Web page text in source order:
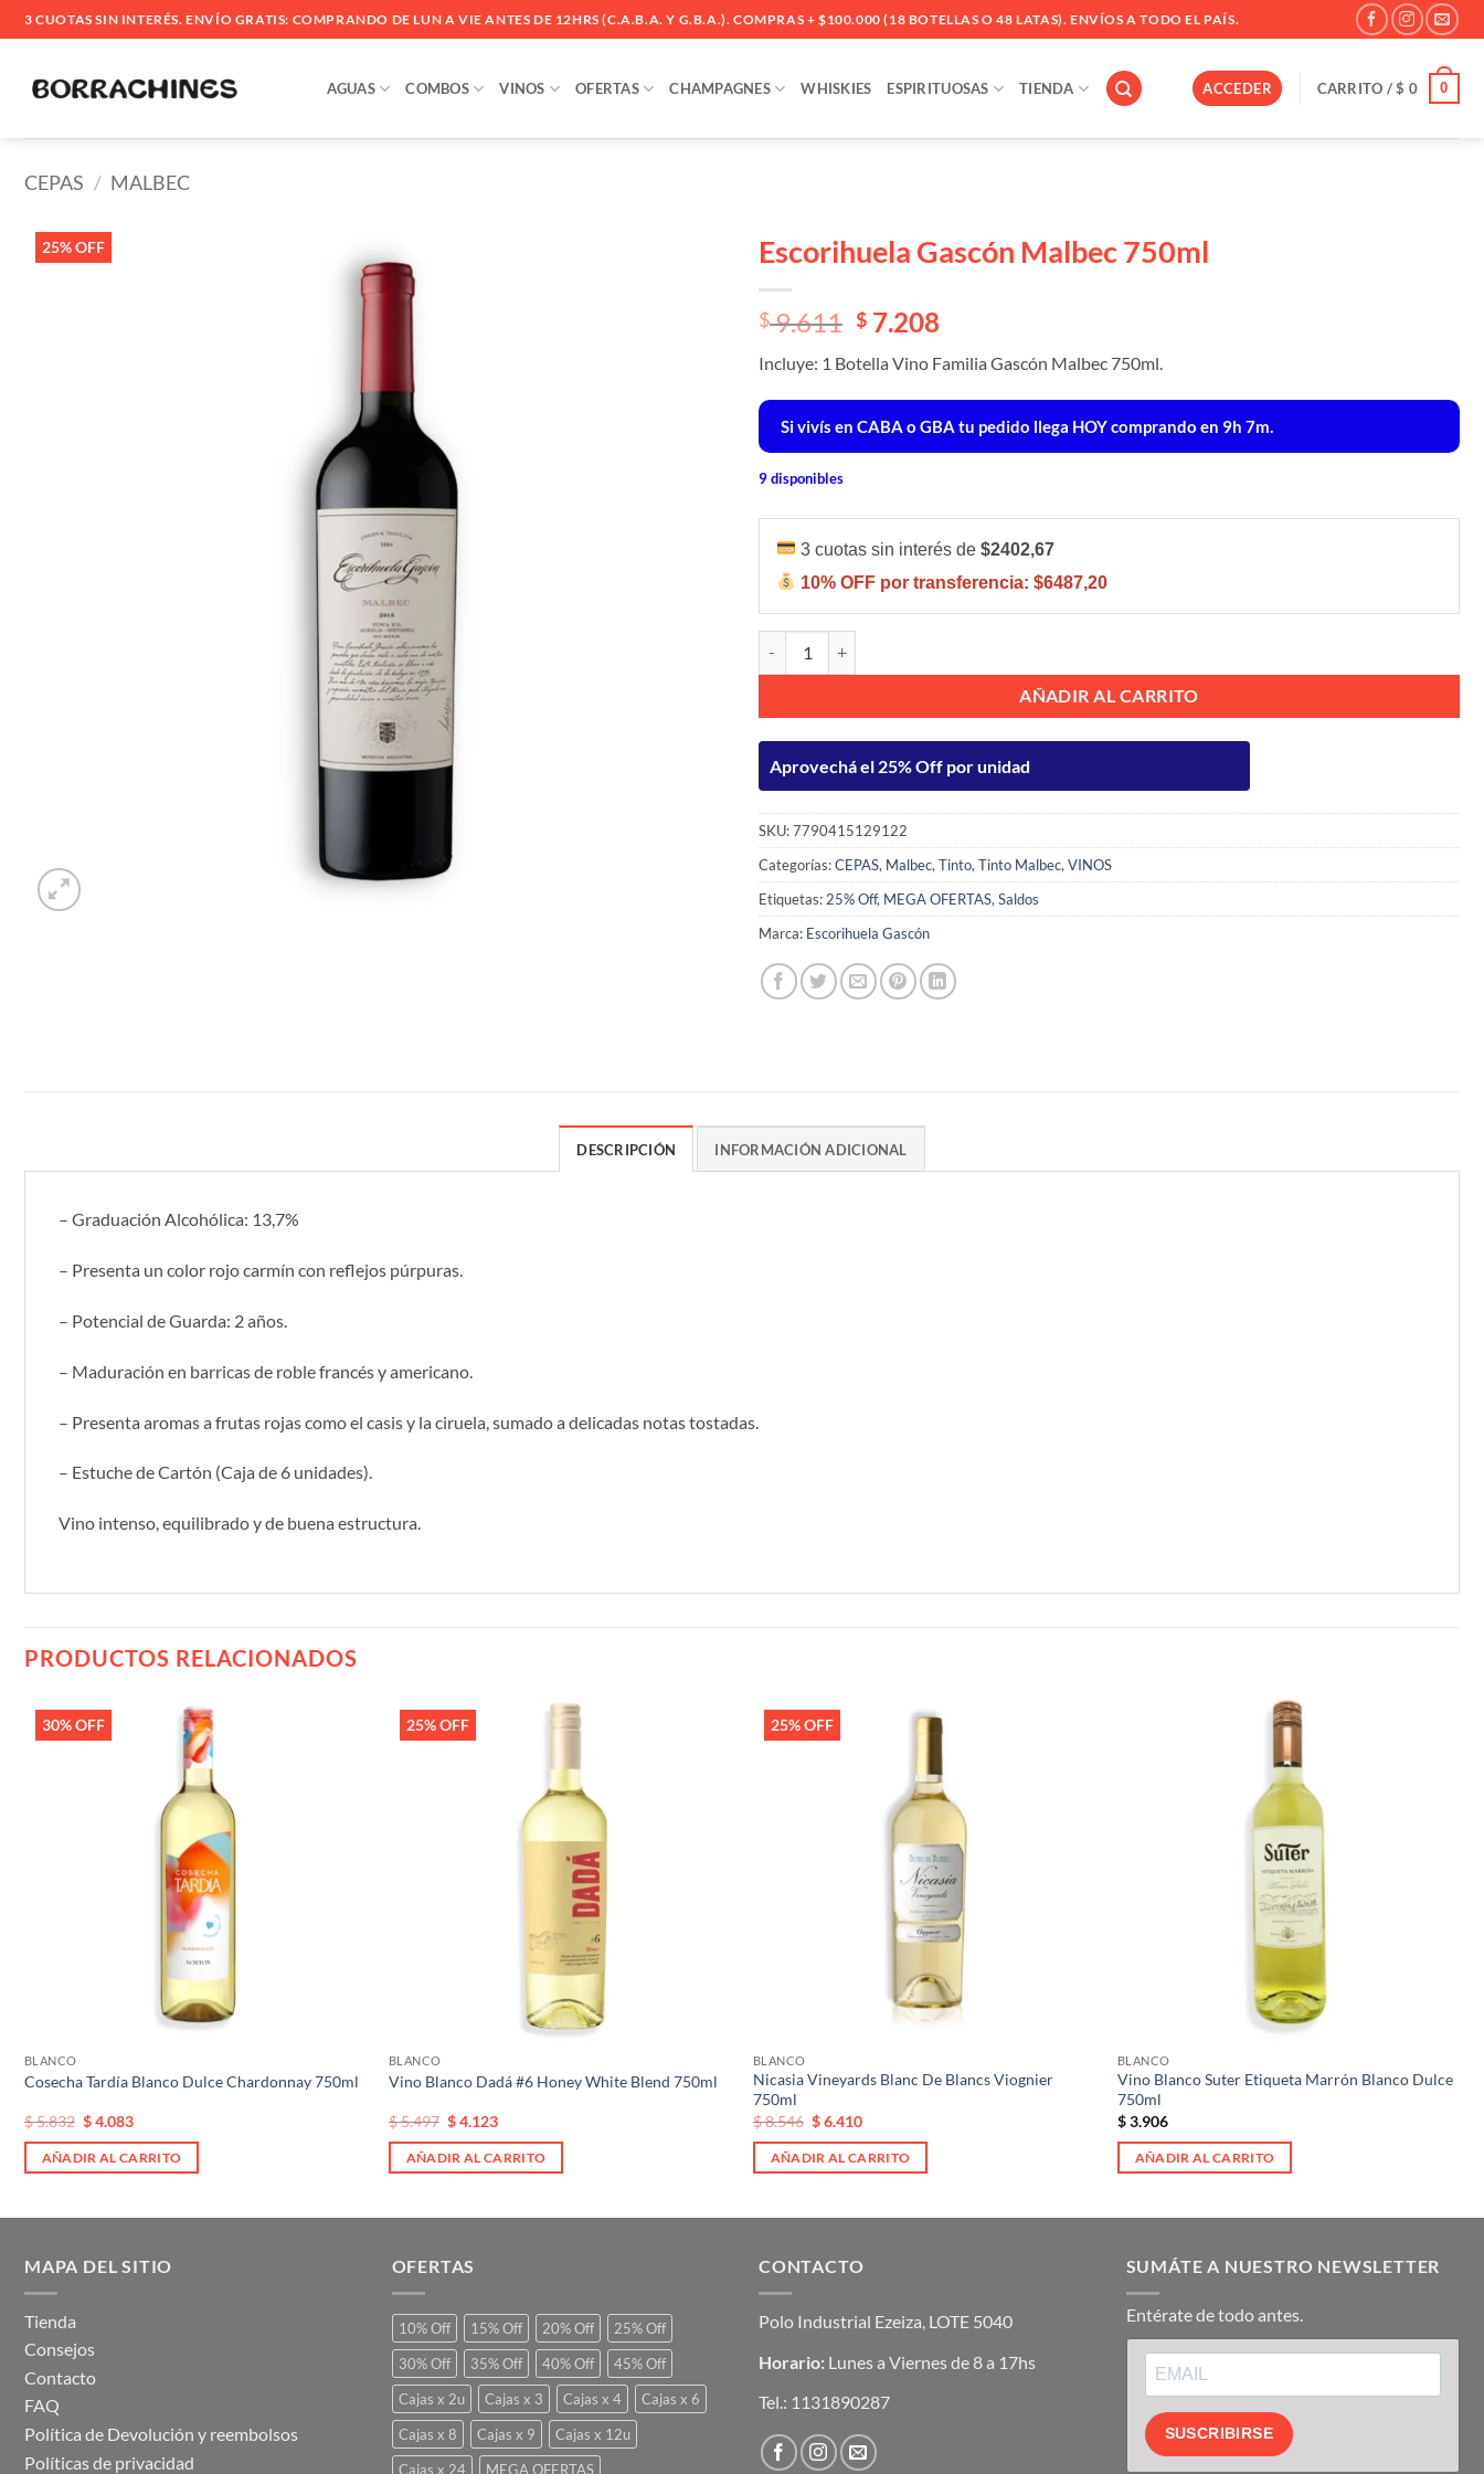
Saltar
al
3 CUOTAS SIN INTERÉS. ENVÍO GRATIS: COMPRANDO DE LUN A VIE ANTES DE 12HRS (C.A.B.A. Y G.B.A.). COMPRAS + $100.000 (18 BOTELLAS O 48 LATAS). ENVÍOS A TODO EL PAÍS.
AGUAS COMBOS VINOS OFERTAS CHAMPAGNES WHISKIES ESPIRITUOSAS TIENDA ACCEDER CARRITO /$ 0 0
CEPAS / MALBEC
25% OFF Escorihuela Gascón Malbec 750ml
El
original
era:
$ 9.611.
$9.611 El
actual
es:
$ 9.611.
$ 7.208
Incluye: 1 Botella Vino Familia Gascón Malbec 750ml.
Si vivís en CABA o GBA tu pedido llega HOYcomprando en 9h 7m.
9 disponibles
3 cuotas sin interés de$2402,67
10% OFF por transferencia:$6487,20
AÑADIR AL CARRITO
Aprovechá el 25% Off por unidad
SKU:7790415129122
Categorías:CEPAS, Malbec, Tinto, Tinto Malbec, VINOS
Etiquetas: 25% Off, MEGA OFERTAS, Saldos
Marca: Escorihuela Gascón
DESCRIPCIÓN INFORMACIÓN ADICIONAL
– Graduación Alcohólica: 13,7%
– Presenta un color rojo carmín con reflejos púrpuras.
– Potencial de Guarda: 2 años.
– Maduración en barricas de roble francés y americano.
– Presenta aromas a frutas rojas como el casis y la ciruela, sumado a delicadas notas tostadas.
– Estuche de Cartón (Caja de 6 unidades).
Vino intenso, equilibrado y de buena estructura.
PRODUCTOS RELACIONADOS
30% OFF
BLANCO
Cosecha Tardía Blanco Dulce Chardonnay 750ml
El
precio
original
era:
$5.832 El
actual
es:
$4.083
AÑADIR AL CARRITO
25% OFF
BLANCO
Vino Blanco Dadá #6 Honey White Blend 750ml
El
precio
original
era:
$5.497 El
actual
es:
$4.123
AÑADIR AL CARRITO
25% OFF
BLANCO
Nicasia Vineyards Blanc De Blancs Viognier
750ml
El
precio
original
era:
$8.546 El
actual
es:
$6.410
AÑADIR AL CARRITO
BLANCO
Vino Blanco Suter Etiqueta Marrón Blanco Dulce
750ml
$3.906
AÑADIR AL CARRITO
MAPA DEL SITIO
Tienda
Consejos
Contacto
FAQ
Política de Devolución y reembolsos
Políticas de privacidad
OFERTAS
10% Off 15% Off 20% Off
25% Off
30% Off
35% Off 40% Off
45% Off
Cajas x 2u
Cajas x 3 Cajas x 4
Cajas x 6
Cajas x 8
Cajas x 9
Cajas x 12u
Cajas x 24
MEGA OFERTAS
CONTACTO
Polo Industrial Ezeiza, LOTE 5040
Horario: Lunes a Viernes de 8 a 17hs
Tel.: 1131890287
SUMÁTE A NUESTRO NEWSLETTER
Entérate de todo antes.
SUSCRIBIRSE